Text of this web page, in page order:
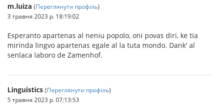
m.luiza (Переглянути профіль)
3 травня 2023 р. 18:19:02
Esperanto apartenas al neniu popolo, oni povas diri, ke tia
mirinda lingvo apartenas egale al la tuta mondo. Dank' al
senlaca laboro de Zamenhof.
Linguistics (Переглянути профіль)
5 травня 2023 р. 07:13:53